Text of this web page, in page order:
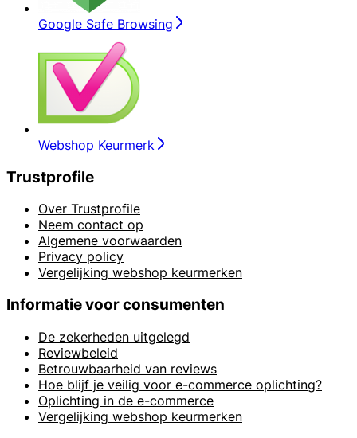
Google Safe Browsing
Webshop Keurmerk
Trustprofile
Over Trustprofile
Neem contact op
Algemene voorwaarden
Privacy policy
Vergelijking webshop keurmerken
Informatie voor consumenten
De zekerheden uitgelegd
Reviewbeleid
Betrouwbaarheid van reviews
Hoe blijf je veilig voor e-commerce oplichting?
Oplichting in de e-commerce
Vergelijking webshop keurmerken